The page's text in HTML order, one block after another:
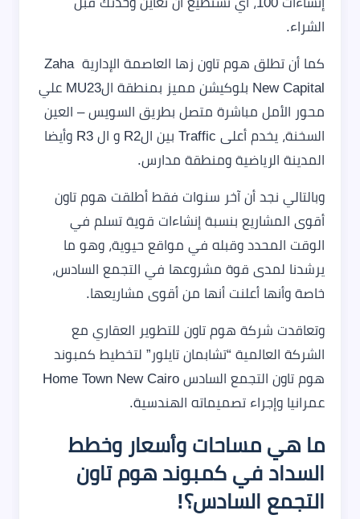
الشراء.
كما أن تطلق هوم تاون زها العاصمة الإدارية Zaha
New Capital بلوكيشن مميز بمنطقة الMU23 علي
محور الأمل مباشرة متصل بطريق السويس – العين
السخنة، يخدم أعلى Traffic بين الR2 و ال R3 وأيضا
المدينة الرياضية ومنطقة مدارس.
وبالتالي نجد أن آخر سنوات فقط أطلقت هوم تاون
أقوى المشاريع بنسبة إنشاءات قوية تسلم في
الوقت المحدد وقبله في مواقع حيوية، وهو ما
يرشدنا لمدى قوة مشروعها في التجمع السادس،
خاصة وأنها أعلنت أنها من أقوى مشاريعها.
وتعاقدت شركة هوم تاون للتطوير العقاري مع
الشركة العالمية “تشابمان تايلور” لتخطيط كمبوند
هوم تاون التجمع السادس Home Town New Cairo
عمرانيا وإجراء تصميماته الهندسية.
ما هي مساحات وأسعار وخطط
السداد في كمبوند هوم تاون
التجمع السادس؟!